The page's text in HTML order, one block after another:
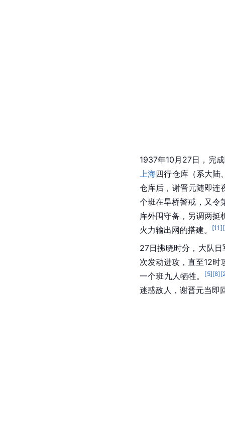
1937年10月27日，完
上海四行仓库（系大陆
仓库后，谢晋元随即连
个班在旱桥警戒，又令
库外围守备，另调两挺
火力输出网的搭建。
[11 ][
27日拂晓时分，大队日
次发动进攻，直至12时
一个班九人牺牲。
[5][8] [
迷惑敌人，谢晋元当即